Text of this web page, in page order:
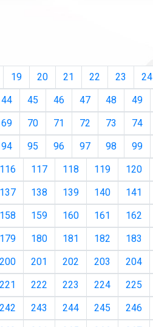
19 20 21 22 23 24
44 45 46 47 48 49
69 70 71 72 73 74
94 95 96 97 98 99
116 117 118 119 120
137 138 139 140 141
158 159 160 161 162
179 180 181 182 183
200 201 202 203 204
221 222 223 224 225
242 243 244 245 246